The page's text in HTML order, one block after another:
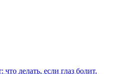
делать, если глаз болит,